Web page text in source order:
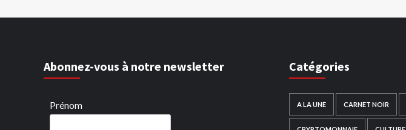
Abonnez-vous à notre newsletter
Prénom
Catégories
A LA UNE CARNET NOIR